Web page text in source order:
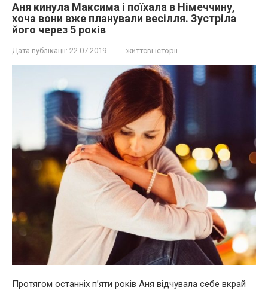
Аня кинула Максима і поїхала в Німеччину,
хоча вони вже планували весілля. Зустріла
його через 5 років
Дата публікації: 22.07.2019 життєві історії
Протягом останніх п’яти років Аня відчувала себе вкрай